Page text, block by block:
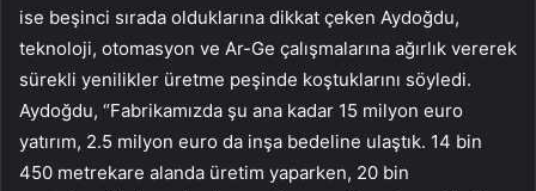
ise beşinci sırada olduklarına dikkat çeken Aydoğdu,
teknoloji, otomasyon ve Ar-Ge çalışmalarına ağırlık vererek
sürekli yenilikler üretme peşinde koştuklarını söyledi.
Aydoğdu, “Fabrikamızda şu ana kadar 15 milyon euro
yatırım, 2.5 milyon euro da inşa bedeline ulaştık. 14 bin
450 metrekare alanda üretim yaparken, 20 bin